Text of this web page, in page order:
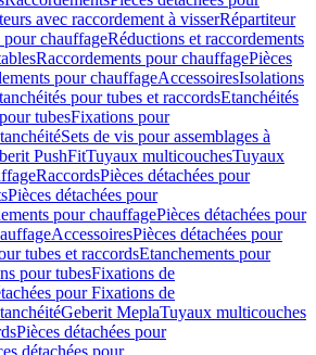
avec raccordement à visserRépartiteur
pour chauffageRéductions et raccordements
Raccordements pour chauffagePièces
pour chauffageAccessoiresIsolations
pour tubes et raccordsEtanchéités
tubesFixations pour
Sets de vis pour assemblages à
PushFitTuyaux multicouchesTuyaux
RaccordsPièces détachées pour
Pièces détachées pour
pour chauffagePièces détachées pour
AccessoiresPièces détachées pour
tubes et raccordsEtanchements pour
pour tubesFixations de
pour Fixations de
Geberit MeplaTuyaux multicouches
Pièces détachées pour
détachées pour